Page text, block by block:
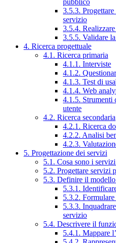
3.5.3.
servizio
3.5.4.
3.5.5. Validare
4. Ricerca progettuale
4.1. Ricerca primaria
4.1.1. Interviste
4.1.2.
4.1.3. Test di
4.1.4. Web
4.1.5. Strumenti
utente
4.2. Ricerca secondaria
4.2.1. Ricerca
4.2.2. Analisi
4.2.3.
5. Progettazione dei servizi
5.1. Cosa sono i
5.2. Progettare servizi
5.3. Definire il
5.3.1.
5.3.2.
5.3.3.
servizio
5.4. Descrivere il
5.4.1. Mappare